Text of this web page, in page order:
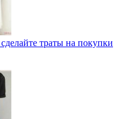
траты на покупки